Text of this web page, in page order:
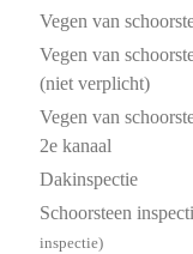
Vegen van
Vegen van
(niet verplicht)
Vegen van
2e kanaal
Dakinspectie
Schoorsteen
inspectie)